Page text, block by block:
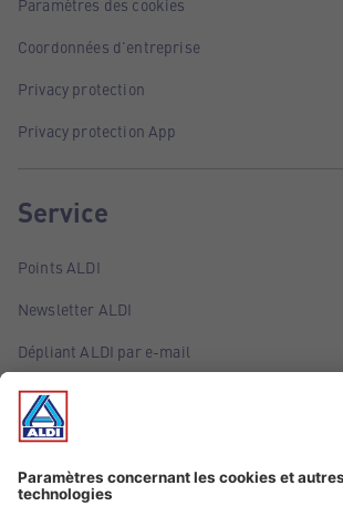
Paramètres des cookies
Coordonnées d'entreprise
Privacy protection
Privacy protection App
Service
Points ALDI
Newsletter ALDI
Dépliant ALDI par e-mail
Offres
Infos essentielles